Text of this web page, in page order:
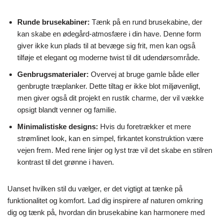
Runde brusekabiner: Tænk på en rund brusekabine, der
kan skabe en ødegård-atmosfære i din have. Denne form
giver ikke kun plads til at bevæge sig frit, men kan også
tilføje et elegant og moderne twist til dit udendørsområde.
Genbrugsmaterialer: Overvej at bruge gamle både eller
genbrugte træplanker. Dette tiltag er ikke blot miljøvenligt,
men giver også dit projekt en rustik charme, der vil vække
opsigt blandt venner og familie.
Minimalistiske designs: Hvis du foretrækker et mere
strømlinet look, kan en simpel, firkantet konstruktion være
vejen frem. Med rene linjer og lyst træ vil det skabe en stilren
kontrast til det grønne i haven.
Uanset hvilken stil du vælger, er det vigtigt at tænke på
funktionalitet og komfort. Lad dig inspirere af naturen omkring
dig og tænk på, hvordan din brusekabine kan harmonere med